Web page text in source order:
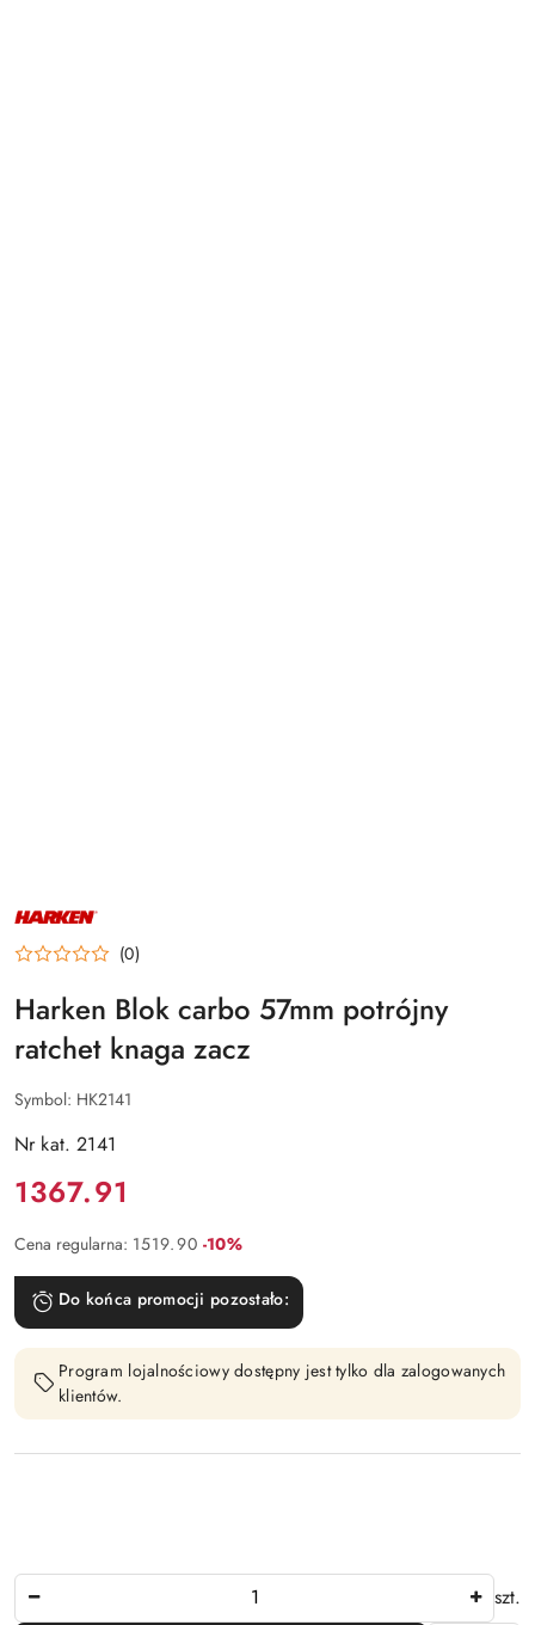
NAZWA
PRODUCENTA:
HARKEN (0)
Harken Blok carbo 57mm potrójny
ratchet knaga zacz
Symbol: HK2141
Nr kat. 2141
Cena:
1367.91
Cena regularna: 1519.90 Rabat:
-10%
Do końca promocji pozostało:
Program lojalnościowy dostępny jest tylko dla zalogowanych
klientów.
szt.